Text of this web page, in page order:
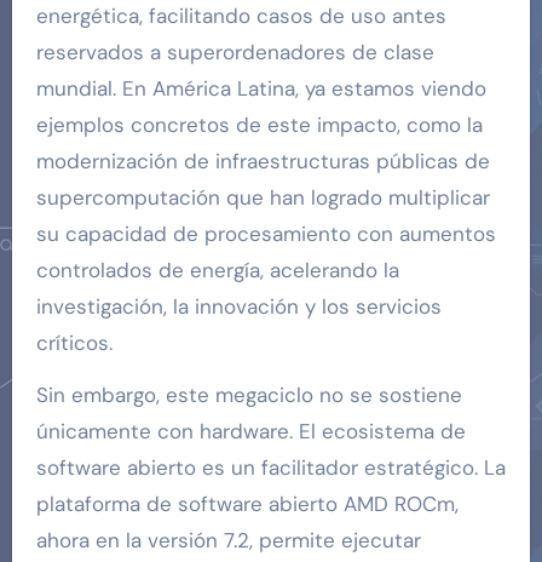
energética, facilitando casos de uso antes
reservados a superordenadores de clase
mundial. En América Latina, ya estamos viendo
ejemplos concretos de este impacto, como la
modernización de infraestructuras públicas de
supercomputación que han logrado multiplicar
su capacidad de procesamiento con aumentos
controlados de energía, acelerando la
investigación, la innovación y los servicios
críticos.
Sin embargo, este megaciclo no se sostiene
únicamente con hardware. El ecosistema de
software abierto es un facilitador estratégico. La
plataforma de software abierto AMD ROCm,
ahora en la versión 7.2, permite ejecutar